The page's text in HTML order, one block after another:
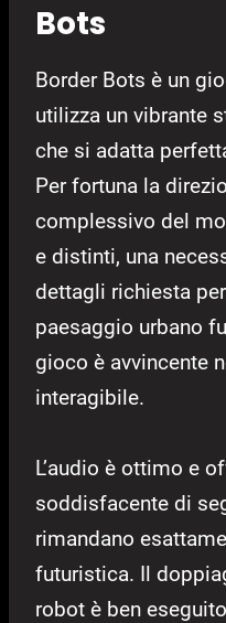
Bots
Border Bots è un
utilizza un vibrante
che si adatta
Per fortuna la
complessivo del
e distinti, una
dettagli richiesta
paesaggio urbano
gioco è avvincente
interagibile.
L’audio è ottimo e
soddisfacente di
rimandano
futuristica. Il
robot è ben